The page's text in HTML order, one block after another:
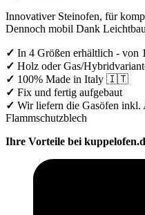
Innovativer Steinofen, für
Dennoch mobil Dank
✓ In 4 Größen erhältlich - von
✓ Holz oder Gas/
✓ 100% Made in Italy 🇮🇹
✓ Fix und fertig aufgebaut
✓ Wir liefern die Gasöfen inkl.
Flammschutzblech
Ihre Vorteile bei